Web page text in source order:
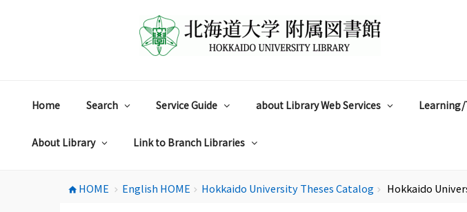
Home Search Service Guide about Library Web Services
About Library Link to Branch Libraries
home HOME chevron_right English HOME chevron_right Hokkaido University Theses Catalog chevron_right Hokkaido